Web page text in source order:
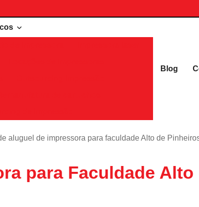
Blog
aluguel de impressora para faculdade Alto de
para Faculdade Alto